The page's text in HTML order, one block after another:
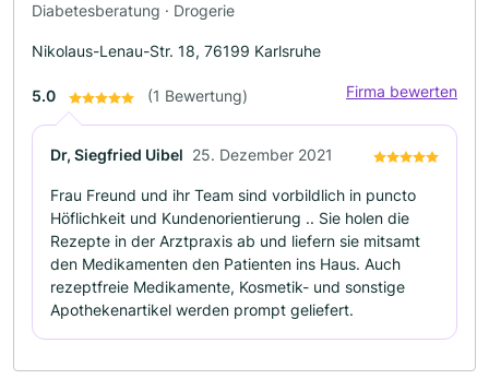
Diabetesberatung · Drogerie
Nikolaus-Lenau-Str. 18, 76199 Karlsruhe
5.0 (1 Bewertung) Firma bewerten
Dr, Siegfried Uibel 25. Dezember 2021
Frau Freund und ihr Team sind vorbildlich in puncto
Höflichkeit und Kundenorientierung .. Sie holen die
Rezepte in der Arztpraxis ab und liefern sie mitsamt
den Medikamenten den Patienten ins Haus. Auch
rezeptfreie Medikamente, Kosmetik- und sonstige
Apothekenartikel werden prompt geliefert.